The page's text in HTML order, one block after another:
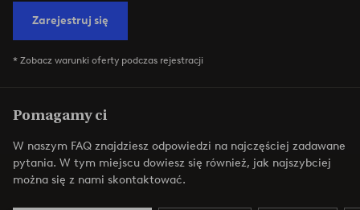
Zarejestruj się
* Zobacz warunki oferty podczas rejestracji
Pomagamy ci
W naszym FAQ znajdziesz odpowiedzi na najczęściej zadawane
pytania. W tym miejscu dowiesz się również, jak najszybciej
można się z nami skontaktować.